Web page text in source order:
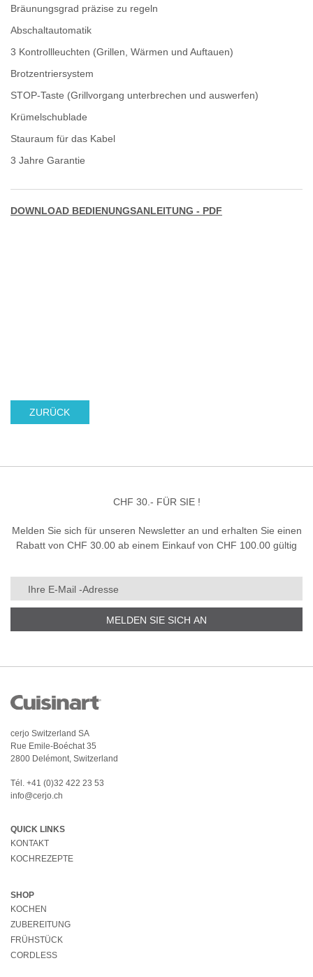
Bräunungsgrad präzise zu regeln
Abschaltautomatik
3 Kontrollleuchten (Grillen, Wärmen und Auftauen)
Brotzentriersystem
STOP-Taste (Grillvorgang unterbrechen und auswerfen)
Krümelschublade
Stauraum für das Kabel
3 Jahre Garantie
DOWNLOAD BEDIENUNGSANLEITUNG - PDF
ZURÜCK
CHF 30.- FÜR SIE !
Melden Sie sich für unseren Newsletter an und erhalten Sie einen
Rabatt von CHF 30.00 ab einem Einkauf von CHF 100.00 gültig
MELDEN SIE SICH AN
cerjo Switzerland SA
Rue Emile-Boéchat 35
2800 Delémont, Switzerland
Tél. +41 (0)32 422 23 53
info@cerjo.ch
QUICK LINKS
KONTAKT
KOCHREZEPTE
SHOP
KOCHEN
ZUBEREITUNG
FRÜHSTÜCK
CORDLESS